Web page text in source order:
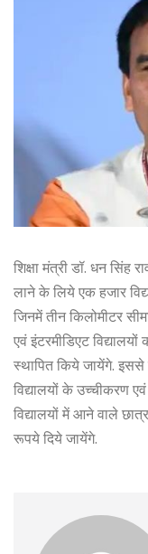
शिक्षा मंत्री डॉ. धन सिंह
लाने के लिये एक हजार
जिनमें तीन किलोमीटर
एवं इंटरमीडिएट
स्थापित किये जायेंगे. इससे
विद्यालयों के उच्चीकरण
विद्यालयों में आने वाले
रूपये दिये जायेंगे.